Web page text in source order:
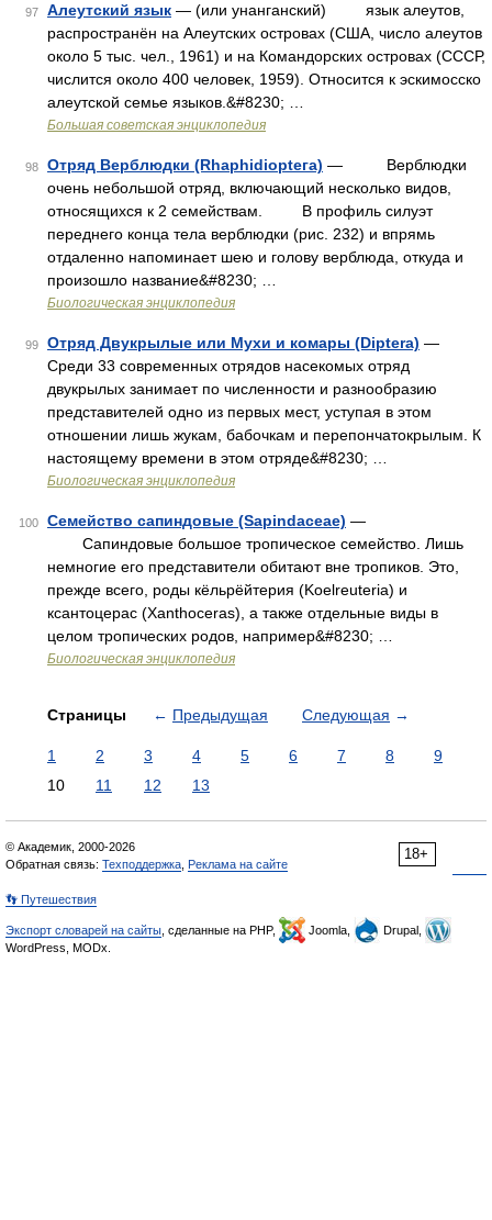
97 Алеутский язык — (или унанганский) язык алеутов,
распространён на Алеутских островах (США, число алеутов
около 5 тыс. чел., 1961) и на Командорских островах (СССР,
числится около 400 человек, 1959). Относится к эскимосско
алеутской семье языков.&#8230; …
Большая советская энциклопедия
98 Отряд Верблюдки (Rhaphidiopteга) — Верблюдки
очень небольшой отряд, включающий несколько видов,
относящихся к 2 семействам. В профиль силуэт
переднего конца тела верблюдки (рис. 232) и впрямь
отдаленно напоминает шею и голову верблюда, откуда и
произошло название&#8230; …
Биологическая энциклопедия
99 Отряд Двукрылые или Мухи и комары (Diptera) —
Среди 33 современных отрядов насекомых отряд
двукрылых занимает по численности и разнообразию
представителей одно из первых мест, уступая в этом
отношении лишь жукам, бабочкам и перепончатокрылым. К
настоящему времени в этом отряде&#8230; …
Биологическая энциклопедия
100 Семейство сапиндовые (Sapindaceae) —
Сапиндовые большое тропическое семейство. Лишь
немногие его представители обитают вне тропиков. Это,
прежде всего, роды кёльрёйтерия (Koelreuteria) и
ксантоцерас (Xanthoceras), а также отдельные виды в
целом тропических родов, например&#8230; …
Биологическая энциклопедия
Страницы ← Предыдущая Следующая →
1 2 3 4 5 6 7 8
9
10
11 12 13
18+
© Академик, 2000-2026
Обратная связь: Техподдержка Реклама на сайте
👣 Путешествия
Экспорт словарей на сайты , сделанные на PHP, Joomla,
Drupal,
WordPress, MODx.